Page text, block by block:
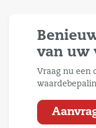
van uw
Vraag nu een